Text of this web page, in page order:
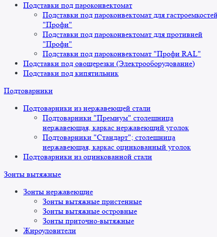
Подставки под пароконвектомат
Подставки под пароконвектомат для
"Профи"
Подставки под пароконвектомат для противней
"Профи"
Подставки под пароконвектомат "Профи RAL"
Подставки под овощерезки (Электрооборудование)
Подставки под кипятильник
Подтоварники
Подтоварники из нержавеющей стали
Подтоварники "Премиум" столешница
нержавеющая, каркас нержавеющий уголок
Подтоварники "Стандарт"; столешница
нержавеющая, каркас оцинкованный уголок
Подтоварники из оцинкованной стали
Зонты вытяжные
Зонты нержавеющие
Зонты вытяжные пристенные
Зонты вытяжные островные
Зонты приточно-вытяжные
Жироуловители